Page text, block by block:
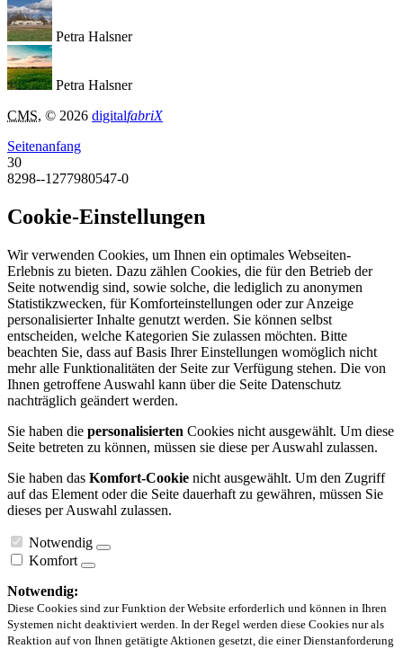
Petra Halsner
Petra Halsner
CMS, © 2026 digitalfabriX
Seitenanfang
30
8298--1277980547-0
Cookie-Einstellungen
Wir verwenden Cookies, um Ihnen ein optimales Webseiten-
Erlebnis zu bieten. Dazu zählen Cookies, die für den Betrieb der
Seite notwendig sind, sowie solche, die lediglich zu anonymen
Statistikzwecken, für Komforteinstellungen oder zur Anzeige
personalisierter Inhalte genutzt werden. Sie können selbst
entscheiden, welche Kategorien Sie zulassen möchten. Bitte
beachten Sie, dass auf Basis Ihrer Einstellungen womöglich nicht
mehr alle Funktionalitäten der Seite zur Verfügung stehen. Die von
Ihnen getroffene Auswahl kann über die Seite Datenschutz
nachträglich geändert werden.
Sie haben die personalisierten Cookies nicht ausgewählt. Um diese
Seite betreten zu können, müssen sie diese per Auswahl zulassen.
Sie haben das Komfort-Cookie nicht ausgewählt. Um den Zugriff
auf das Element oder die Seite dauerhaft zu gewähren, müssen Sie
dieses per Auswahl zulassen.
Notwendig
Komfort
Notwendig:
Diese Cookies sind zur Funktion der Website erforderlich und können in Ihren
Systemen nicht deaktiviert werden. In der Regel werden diese Cookies nur als
Reaktion auf von Ihnen getätigte Aktionen gesetzt, die einer Dienstanforderung